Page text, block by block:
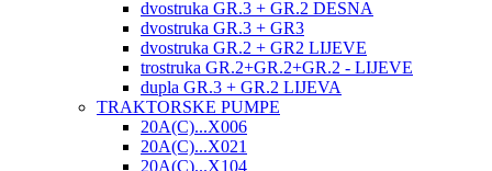
dvostruka GR.3 + GR.2 DESNA
dvostruka GR.3 + GR3
dvostruka GR.2 + GR2 LIJEVE
trostruka GR.2+GR.2+GR.2 - LIJEVE
dupla GR.3 + GR.2 LIJEVA
TRAKTORSKE PUMPE
20A(C)...X006
20A(C)...X021
20A(C)...X104